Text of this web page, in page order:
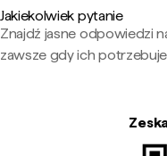
Jakiekolwiek pytanie
Znajdź jasne odpowiedzi
zawsze gdy ich